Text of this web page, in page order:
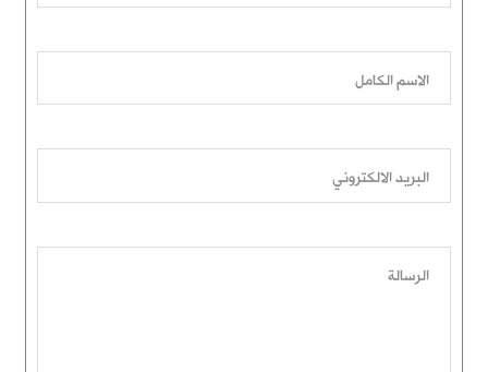
الاسم الكامل
البريد الالكتروني
الرسالة